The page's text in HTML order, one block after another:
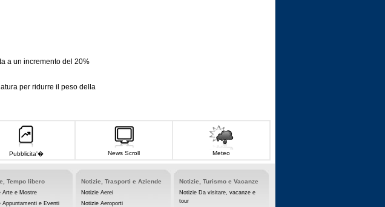
a un incremento del 20%
per ridurre il peso della
Pubblicita'� News Scroll Meteo
Tempo libero
Arte e Mostre
Appuntamenti e Eventi
Notizie, Trasporti e Aziende
Notizie Aerei
Notizie Aeroporti
Notizie, Turismo e Vacanze
Notizie Da visitare, vacanze e
tour